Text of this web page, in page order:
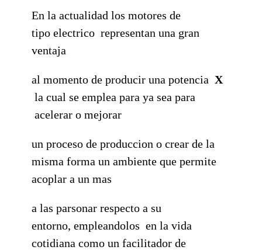
En la actualidad los motores de
tipo electrico representan una gran
ventaja
al momento de producir una potencia X
la cual se emplea para ya sea para
acelerar o mejorar
un proceso de produccion o crear de la
misma forma un ambiente que permite
acoplar a un mas
a las parsonar respecto a su
entorno, empleandolos en la vida
cotidiana como un facilitador de